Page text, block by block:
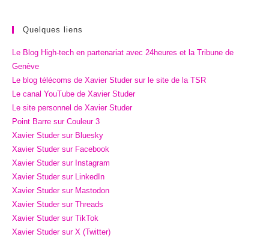
Quelques liens
Le Blog High-tech en partenariat avec 24heures et la Tribune de
Genève
Le blog télécoms de Xavier Studer sur le site de la TSR
Le canal YouTube de Xavier Studer
Le site personnel de Xavier Studer
Point Barre sur Couleur 3
Xavier Studer sur Bluesky
Xavier Studer sur Facebook
Xavier Studer sur Instagram
Xavier Studer sur LinkedIn
Xavier Studer sur Mastodon
Xavier Studer sur Threads
Xavier Studer sur TikTok
Xavier Studer sur X (Twitter)